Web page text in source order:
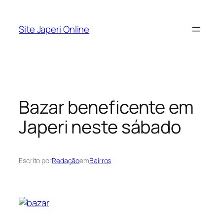
Site Japeri Online
Bazar beneficente em
Japeri neste sábado
Escrito porRedaçãoemBairros